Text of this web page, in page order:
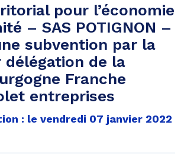
pour l’économie
– SAS POTIGNON –
subvention par la
délégation de la
Franche
entreprises
: le vendredi 07 janvier 2022